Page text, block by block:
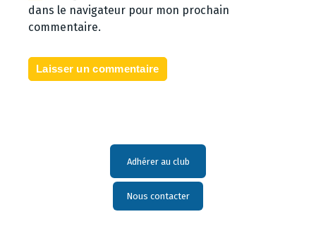
dans le navigateur pour mon prochain
commentaire.
Adhérer au club
Nous contacter